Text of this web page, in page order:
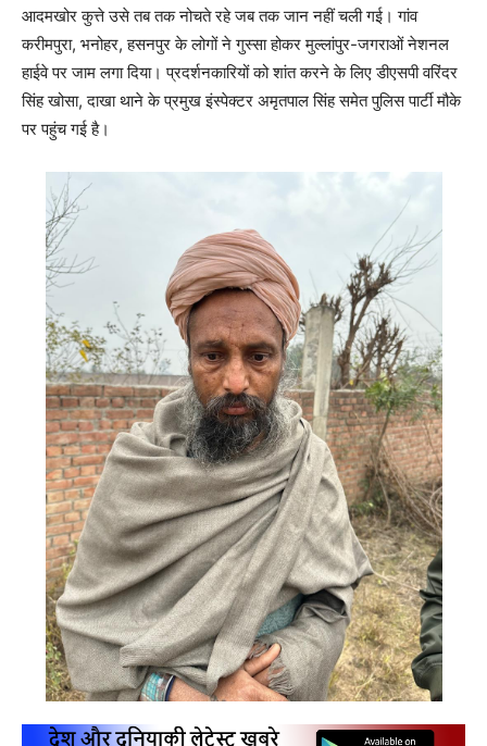
आदमखोर कुत्ते उसे तब तक नोचते रहे जब तक जान नहीं चली गई। गांव
करीमपुरा, भनोहर, हसनपुर के लोगों ने गुस्सा होकर मुल्लांपुर-जगराओं नेशनल
हाईवे पर जाम लगा दिया। प्रदर्शनकारियों को शांत करने के लिए डीएसपी वरिंदर
सिंह खोसा, दाखा थाने के प्रमुख इंस्पेक्टर अमृतपाल सिंह समेत पुलिस पार्टी मौके
पर पहुंच गई है।